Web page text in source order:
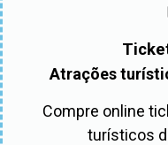
Atrações
Compre online
turísticos